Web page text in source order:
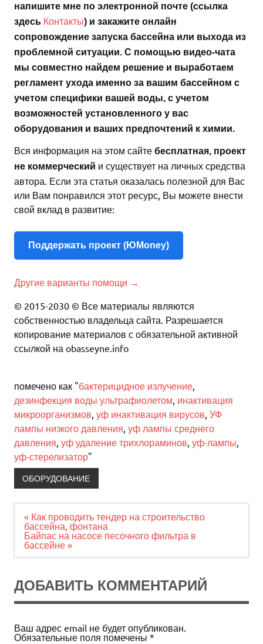
напишите мне по электронной почте (ссылка
здесь Контакты) и закажите онлайн
сопровождение запуска бассейна или выхода из
проблемной ситуации. С помощью видео-чата
мы совместно найдем решение и выработаем
регламент ухода именно за вашим бассейном с
учетом специфики вашей воды, с учетом
возможностей установленного у вас
оборудования и ваших предпочтений к химии.
Вся информация на этом сайте бесплатная, проект
не коммерческий и существует на личных средства
автора. Если эта статья оказалась полезной для Вас
или Вам понравился этот ресурс, Вы можете внести
свой вклад в развитие:
Поддержать проект (ЮMoney)
Другие варианты помощи →
© 2015-2030 © Все материалы являются
собственностью владельца сайта. Разрешается
копирование материалов с обязательной активной
ссылкой на obasseyne.info
помечено как "бактерицидное излучение
дезинфекция воды ультрафиолетом инактивация
микроорганизмов уф инактивация вирусов УФ
лампы низкого давления уф лампы среднего
давления уф удаление трихлораминов уф-лампы
уф-стерелизатор"
ОБОРУДОВАНИЕ
Навигация
по
записям
« Как проводить тендер на строительство
бассейна, фонтана
Байпас на насосе песочного фильтра в
бассейне »
ДОБАВИТЬ КОММЕНТАРИЙ
Ваш адрес email не будет опубликован.
Обязательные поля помечены *